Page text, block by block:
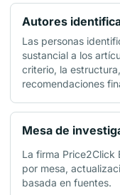
Autores
Las personas
sustancial a los
criterio, la
recomendaciones
Mesa de
La firma Price2Click
por mesa,
basada en fuentes.